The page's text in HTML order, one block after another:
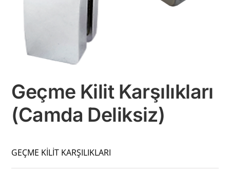
Geçme Kilit Karşılıkları
(Camda Deliksiz)
GEÇME KİLİT KARŞILIKLARI